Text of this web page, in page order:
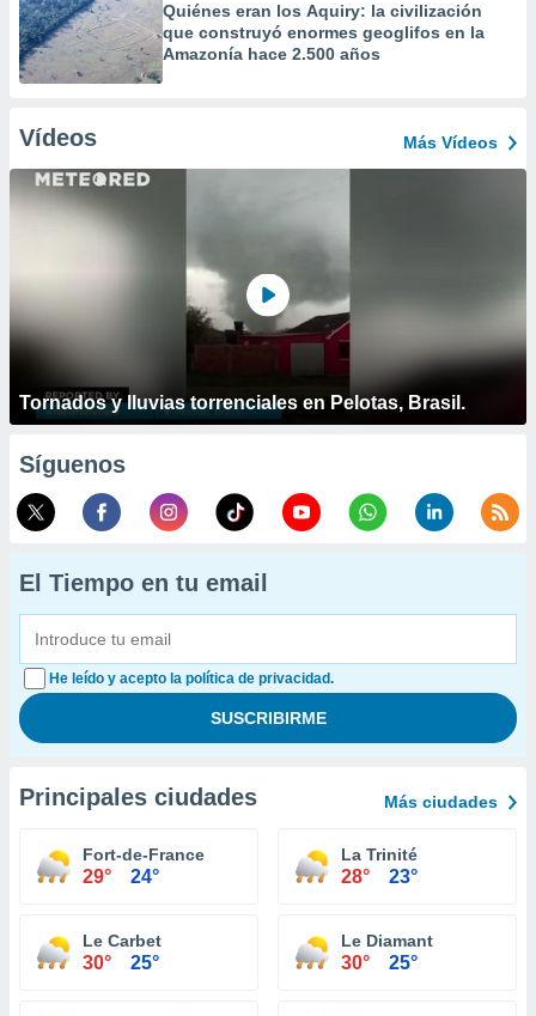
Quiénes eran los Aquiry: la civilización
que construyó enormes geoglifos en la
Amazonía hace 2.500 años
Vídeos Más Vídeos
Tornados y lluvias torrenciales en Pelotas, Brasil.
Síguenos
El Tiempo en tu email
He leído y acepto la política de privacidad.
Principales ciudades Más ciudades
Fort-de-France
29° 24°
La Trinité
28° 23°
Le Carbet
30° 25°
Le Diamant
30° 25°